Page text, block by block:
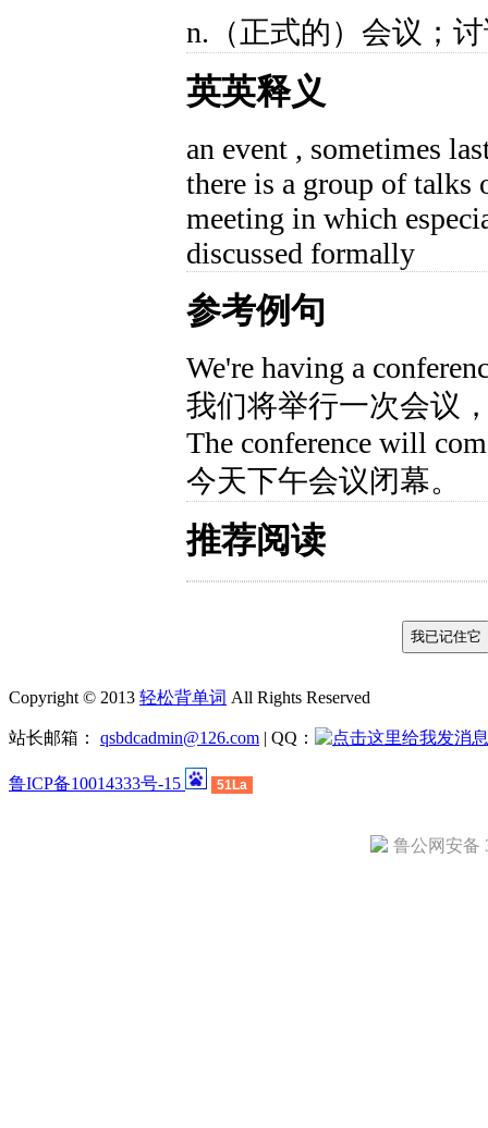
n.（正式的）会议；
英英释义
an event , sometimes
there is a group of talks
meeting in which
discussed formally
参考例句
We're having a
我们将举行一次会议
The conference will
今天下午会议闭幕。
推荐阅读
Copyright © 2013 轻松背单词 All Rights Reserved
站长邮箱： qsbdcadmin@126.com | QQ：
鲁ICP备10014333号-15 51La
鲁公网安备